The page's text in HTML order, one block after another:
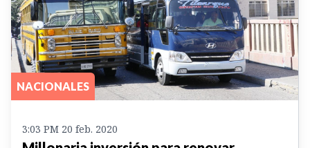
NACIONALES
3:03 PM 20 feb. 2020